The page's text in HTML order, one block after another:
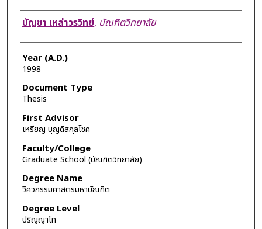
Author
บัญชา เหล่าวรวิทย์, บัณฑิตวิทยาลัย
Year (A.D.)
1998
Document Type
Thesis
First Advisor
เหรียญ บุญดีสกุลโชค
Faculty/College
Graduate School (บัณฑิตวิทยาลัย)
Degree Name
วิศวกรรมศาสตรมหาบัณฑิต
Degree Level
ปริญญาโท